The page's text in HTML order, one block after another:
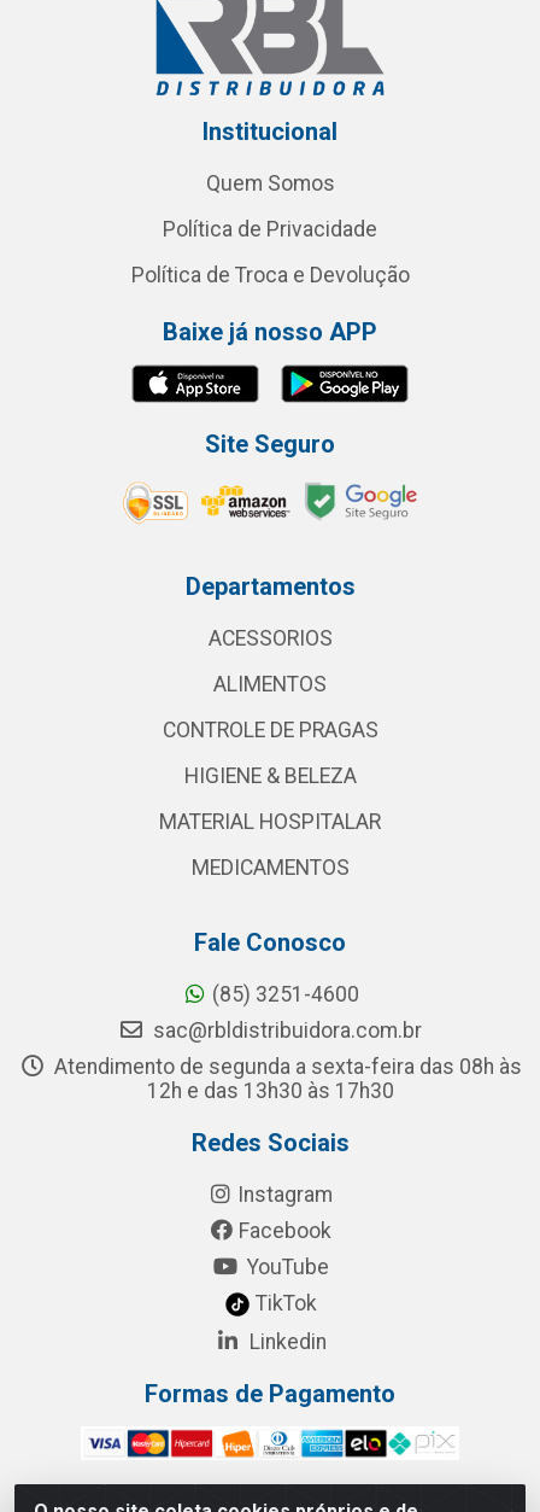
Institucional
Quem Somos
Política de Privacidade
Política de Troca e Devolução
Baixe já nosso APP
Site Seguro
Departamentos
ACESSORIOS
ALIMENTOS
CONTROLE DE PRAGAS
HIGIENE & BELEZA
MATERIAL HOSPITALAR
MEDICAMENTOS
Fale Conosco
(85) 3251-4600
sac@rbldistribuidora.com.br
Atendimento de segunda a sexta-feira das 08h às
12h e das 13h30 às 17h30
Redes Sociais
Instagram
Facebook
YouTube
TikTok
Linkedin
Formas de Pagamento